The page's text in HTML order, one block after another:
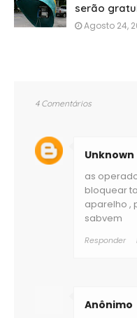
serão
Agosto 24,
4 Comentários
Anônimo
Unknown
as
bloquear
aparelho ,
sabvem
Responder